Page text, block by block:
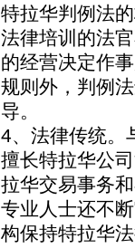
特拉华判例法
法律培训的法
的经营决定作
规则外，判例
导。
4、法律传统。
擅长特拉华公
拉华交易事务
专业人士还不
构保持特拉华